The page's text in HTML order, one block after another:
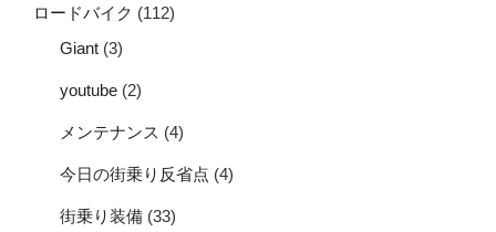
ロードバイク (112)
Giant (3)
youtube (2)
メンテナンス (4)
今日の街乗り反省点 (4)
街乗り装備 (33)